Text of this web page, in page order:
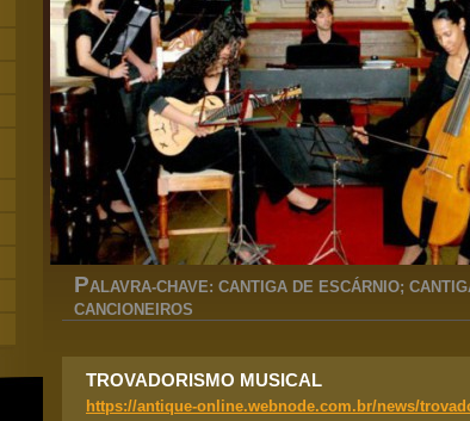
PALAVRA-CHAVE: CANTIGA DE ESCÁRNIO;
CANCIONEIROS
TROVADORISMO MUSICAL
https://antique-online.webnode.com.br/news/